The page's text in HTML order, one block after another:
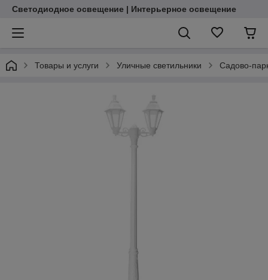
Светодиодное освещение | Интерьерное освещение
Товары и услуги Уличные светильники Садово-